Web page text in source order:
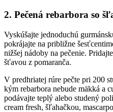
2. Pečená rebarbora so
Vyskúšajte jednoduchú
pokrájajte na približne
nižšej nádoby na pečenie.
šťavou z pomaranča.
V predhriatej rúre pečte pri 200
kým rebarbora nebude mäkká a
podávajte teplý alebo studený
cream fresh, šľahačkou,